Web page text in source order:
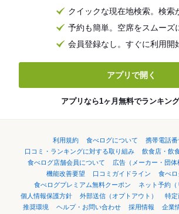
クイックな現在地検索。検索
予約も簡単。空席をスムーズ
会員登録なし。すぐに利用開
アプリで開く
アプリなら1ヶ月無料でランキング
利用規約 食べログについて
携帯電話
口コミ・ランキングに対する取り組み
飲食店・飲
食べログ店舗会員について
広告（メーカー・団
機能改善要望
口コミガイドライン
食べロ
食べログプレミアム無料クーポン
ネット予約（
個人情報保護方針
外部送信（オプトアウト）
特定
推奨環境
ヘルプ・お問い合わせ 採用情報 企業